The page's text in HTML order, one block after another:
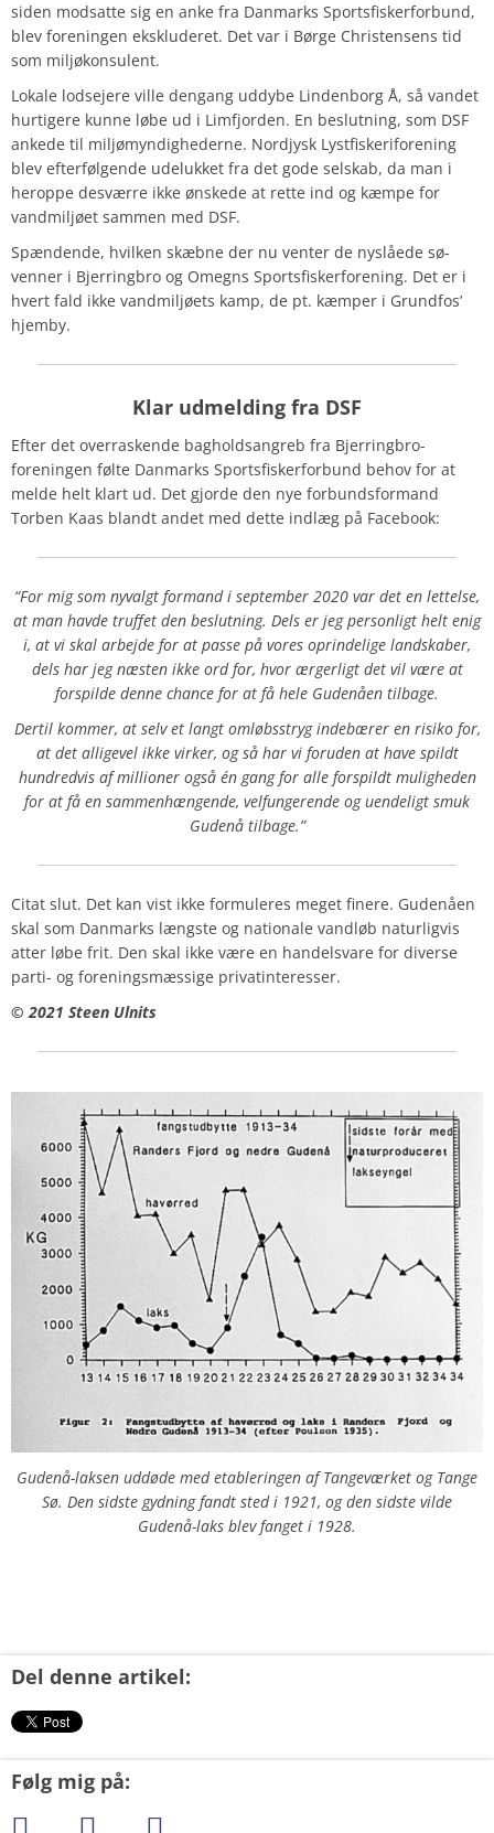
siden modsatte sig en anke fra Danmarks Sportsfiskerforbund,
blev foreningen ekskluderet. Det var i Børge Christensens tid
som miljøkonsulent.
Lokale lodsejere ville dengang uddybe Lindenborg Å, så vandet
hurtigere kunne løbe ud i Limfjorden. En beslutning, som DSF
ankede til miljømyndighederne. Nordjysk Lystfiskeriforening
blev efterfølgende udelukket fra det gode selskab, da man i
heroppe desværre ikke ønskede at rette ind og kæmpe for
vandmiljøet sammen med DSF.
Spændende, hvilken skæbne der nu venter de nyslåede sø-
venner i Bjerringbro og Omegns Sportsfiskerforening. Det er i
hvert fald ikke vandmiljøets kamp, de pt. kæmper i Grundfos’
hjemby.
Klar udmelding fra DSF
Efter det overraskende bagholdsangreb fra Bjerringbro-
foreningen følte Danmarks Sportsfiskerforbund behov for at
melde helt klart ud. Det gjorde den nye forbundsformand
Torben Kaas blandt andet med dette indlæg på Facebook:
“For mig som nyvalgt formand i september 2020 var det en lettelse,
at man havde truffet den beslutning. Dels er jeg personligt helt enig
i, at vi skal arbejde for at passe på vores oprindelige landskaber,
dels har jeg næsten ikke ord for, hvor ærgerligt det vil være at
forspilde denne chance for at få hele Gudenåen tilbage.
Dertil kommer, at selv et langt omløbsstryg indebærer en risiko for,
at det alligevel ikke virker, og så har vi foruden at have spildt
hundredvis af millioner også én gang for alle forspildt muligheden
for at få en sammenhængende, velfungerende og uendeligt smuk
Gudenå tilbage.”
Citat slut. Det kan vist ikke formuleres meget finere. Gudenåen
skal som Danmarks længste og nationale vandløb naturligvis
atter løbe frit. Den skal ikke være en handelsvare for diverse
parti- og foreningsmæssige privatinteresser.
© 2021 Steen Ulnits
Gudenå-laksen uddøde med etableringen af Tangeværket og Tange
Sø. Den sidste gydning fandt sted i 1921, og den sidste vilde
Gudenå-laks blev fanget i 1928.
Del denne artikel:
Følg mig på: